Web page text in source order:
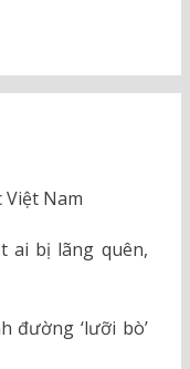
Việt Nam
ai bị lãng quên,
đường ‘lưỡi bò’